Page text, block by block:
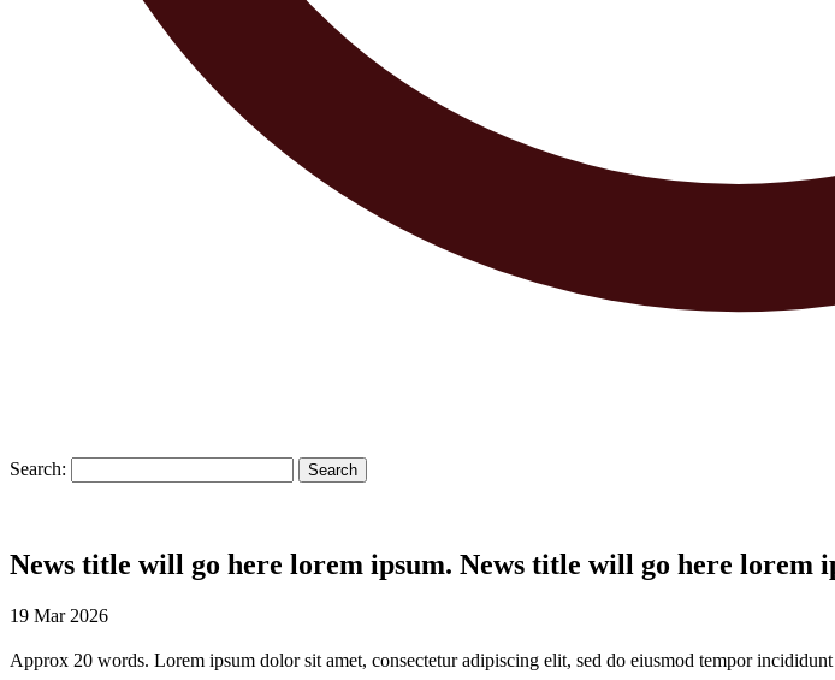
Search: Search
News title will go here lorem ipsum. News title will go here lorem
19 Mar 2026
Approx 20 words. Lorem ipsum dolor sit amet, consectetur adipiscing elit, sed do eiusmod tempor